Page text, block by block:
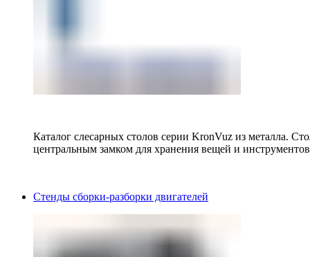
Каталог слесарных столов серии KronVuz из металла.
центральным замком для хранения вещей и
Стенды сборки-разборки двигателей